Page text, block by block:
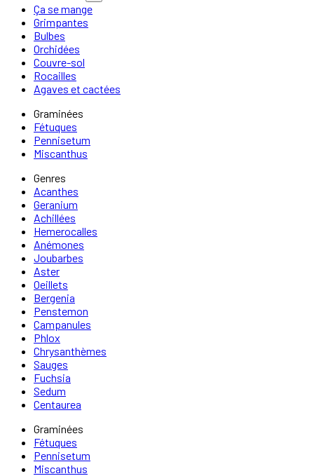
Ça se mange
Grimpantes
Bulbes
Orchidées
Couvre-sol
Rocailles
Agaves et cactées
Graminées
Fétuques
Pennisetum
Miscanthus
Genres
Acanthes
Geranium
Achillées
Hemerocalles
Anémones
Joubarbes
Aster
Oeillets
Bergenia
Penstemon
Campanules
Phlox
Chrysanthèmes
Sauges
Fuchsia
Sedum
Centaurea
Graminées
Fétuques
Pennisetum
Miscanthus